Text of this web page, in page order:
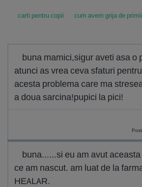
carti pentru copii cum avem grija de
buna mamici,sigur aveti asa o
atunci as vrea ceva sfaturi
acesta problema care ma
a doua sarcina!pupici la pici!
buna......si eu am avut
ce am nascut. am luat de la
HEALAR.